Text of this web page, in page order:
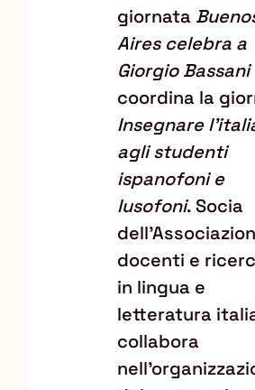
giornata
Aires celebra a
Giorgio Bassani
coordina la
Insegnare
agli studenti
ispanofoni e
lusofoni. Socia
docenti e
in lingua e
letteratura
collabora